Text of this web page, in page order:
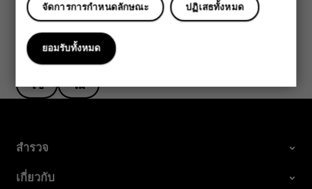
ข้อมูลนี้มีประโยชน์กับคุณหรือไม่
ใช่ ไม่
สำรวจ
เกี่ยวกับ
ปฏิเสธทั้งหมด
จัดการการกำหนดลักษณะ
ยอมรับทั้งหมด